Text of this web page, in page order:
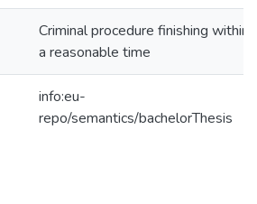
Criminal procedure finishing within
a reasonable time
info:eu-
repo/semantics/bachelorThesis